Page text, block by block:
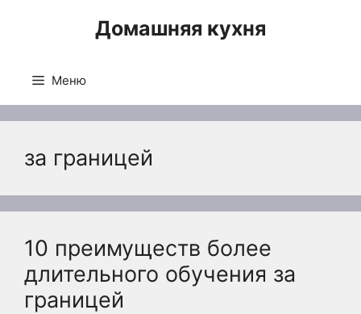
Домашняя кухня
Меню
за границей
10 преимуществ более
длительного обучения за
границей